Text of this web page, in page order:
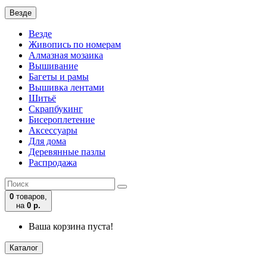
Везде
Везде
Живопись по номерам
Алмазная мозаика
Вышивание
Багеты и рамы
Вышивка лентами
Шитьё
Скрапбукинг
Бисероплетение
Аксессуары
Для дома
Деревянные пазлы
Распродажа
0 товаров,
на 0 р.
Ваша корзина пуста!
Каталог